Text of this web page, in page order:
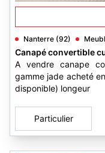
Nanterre (92)
Canapé convertible
A vendre canape
gamme jade acheté
disponible) longeur
Particulier